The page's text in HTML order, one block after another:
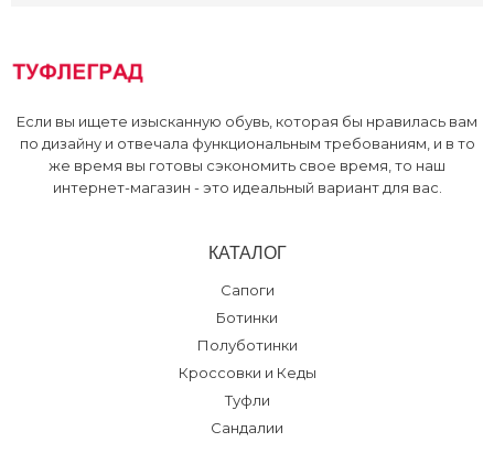
Если вы ищете изысканную обувь, которая бы нравилась вам
по дизайну и отвечала функциональным требованиям, и в то
же время вы готовы сэкономить свое время, то наш
интернет-магазин - это идеальный вариант для вас.
КАТАЛОГ
Сапоги
Ботинки
Полуботинки
Кроссовки и Кеды
Туфли
Сандалии